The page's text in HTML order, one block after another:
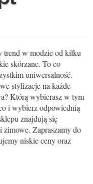
trend w modzie od kilku
skórzane. To co
uniwersalność.
stylizacje na każde
Którą wybierasz w tym
i wybierz odpowiednią
znajdują się
zimowe. Zapraszamy do
niskie ceny oraz